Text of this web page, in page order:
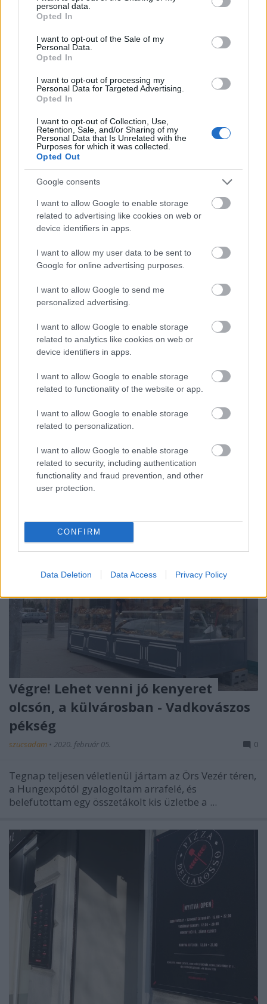
grant or deny consent to Google and its third-party tags to
use your data for below specified purposes in below Google
consent section.
personal data.
Opted In
I want to opt-out of the Sale of my
Personal Data.
Opted In
I want to opt-out of processing my
Personal Data for Targeted Advertising.
Opted In
I want to opt-out of Collection, Use,
Retention, Sale, and/or Sharing of my
Personal Data that Is Unrelated with the
Purposes for which it was collected.
Opted Out
Google consents
I want to allow Google to enable storage
related to advertising like cookies on web or
device identifiers in apps.
I want to allow my user data to be sent to
Google for online advertising purposes.
I want to allow Google to send me
personalized advertising.
I want to allow Google to enable storage
related to analytics like cookies on web or
device identifiers in apps.
I want to allow Google to enable storage
related to functionality of the website or app.
I want to allow Google to enable storage
related to personalization.
I want to allow Google to enable storage
related to security, including authentication
functionality and fraud prevention, and other
user protection.
CONFIRM
Data Deletion Data Access Privacy Policy
Filmek, amiket akárhányszor
megnéznék
Mit is szoktunk mondani? Azok a legjobb filmek,
amiket soha nem unsz meg, újra és újra megnézed.
Nekem is kialakult egy olyan listám, amiket
rendszeresen ...
Mennyibe kerül két kilométer séta
Budapesten? - A városi séta
tudománya
szucsadam•2020. február 07.
Mióta a város főpolgármestere történetesen nem
tartja elképzelhetetlennek, hogy a budapesti
belváros ne a töménytelen mennyiségű autóról, ...
Végre! Lehet venni jó kenyeret
olcsón, a külvárosban - Vadkovászos
pékség
szucsadam • 2020. február 05. 0
Tegnap teljesen véletlenül jártam az Örs Vezér téren,
a Hungexpótól gyalogoltam arrafelé, és
belefutottam egy összetákolt kis üzletbe a ...